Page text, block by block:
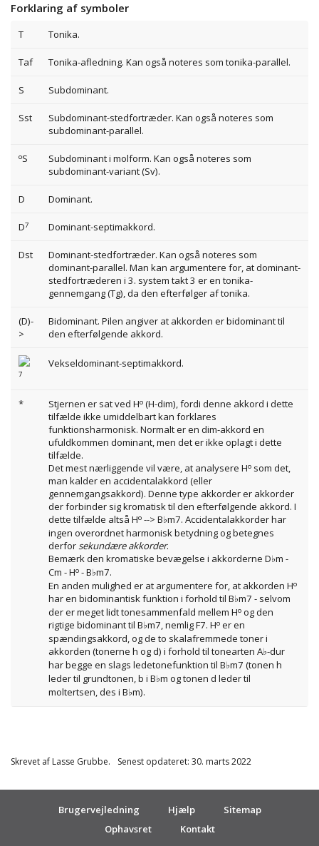
Forklaring af symboler
T Tonika.
Taf Tonika-afledning. Kan også noteres som tonika-parallel.
S Subdominant.
Sst
Subdominant-stedfortræder. Kan også noteres som
subdominant-parallel.
oS
Subdominant i molform. Kan også noteres som
subdominant-variant (Sv).
D Dominant.
D7 Dominant-septimakkord.
Dst
Dominant-stedfortræder. Kan også noteres som
dominant-parallel. Man kan argumentere for, at dominant-
stedfortræderen i 3. system takt 3 er en tonika-
gennemgang (Tg), da den efterfølger af tonika.
(D)-
>
Bidominant. Pilen angiver at akkorden er bidominant til
den efterfølgende akkord.
7
Vekseldominant-septimakkord.
* Stjernen er sat ved Ho(H-dim), fordi denne akkord i dette
tilfælde ikke umiddelbart kan forklares
funktionsharmonisk. Normalt er en dim-akkord en
ufuldkommen dominant, men det er ikke oplagt i dette
tilfælde.
Det mest nærliggende vil være, at analysere Hosom det,
man kalder en accidentalakkord (eller
gennemgangsakkord). Denne type akkorder er akkorder
der forbinder sig kromatisk til den efterfølgende akkord. I
dette tilfælde altså Ho--> B♭m7. Accidentalakkorder har
ingen overordnet harmonisk betydning og betegnes
derforsekundære akkorder.
Bemærk den kromatiske bevægelse i akkorderne D♭m -
Cm - Ho- B♭m7.
En anden mulighed er at argumentere for, at akkorden Ho
har en bidominantisk funktion i forhold til B♭m7 - selvom
der er meget lidt tonesammenfald mellem Hoog den
rigtige bidominant til B♭m7, nemlig F7. Hoer en
spændingsakkord, og de to skalafremmede toner i
akkorden (tonerne h og d) i forhold til tonearten A♭-dur
har begge en slags ledetonefunktion til B♭m7 (tonen h
leder til grundtonen, b i B♭m og tonen d leder til
moltertsen, des i B♭m).
Skrevet af Lasse Grubbe. Senest opdateret: 30. marts 2022
Brugervejledning Hjælp
Sitemap
Ophavsret
Kontakt